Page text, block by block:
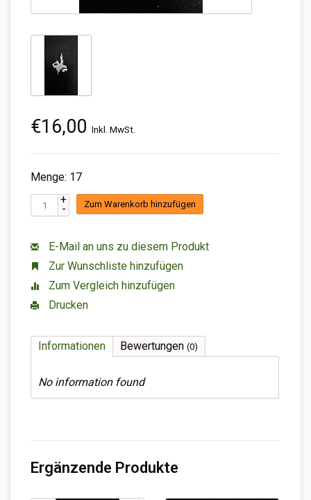
€16,00 Inkl. MwSt.
Menge: 17
+
- Zum Warenkorb hinzufügen
E-Mail an uns zu diesem Produkt
Zur Wunschliste hinzufügen
Zum Vergleich hinzufügen
Drucken
Informationen Bewertungen (0)
No information found
Ergänzende Produkte